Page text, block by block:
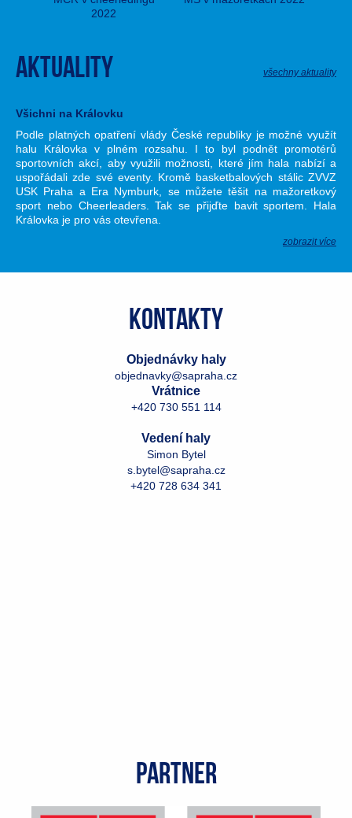
2022
Aktuality všechny aktuality
Všichni na Královku
Podle platných opatření vlády České republiky je možné využít
halu Královka v plném rozsahu. I to byl podnět promotérů
sportovních akcí, aby využili možnosti, které jím hala nabízí a
uspořádali zde své eventy. Kromě basketbalových stálic ZVVZ
USK Praha a Era Nymburk, se můžete těšit na mažoretkový
sport nebo Cheerleaders. Tak se přijďte bavit sportem. Hala
Královka je pro vás otevřena.
zobrazit více
Kontakty
Objednávky haly
objednavky@sapraha.cz
Vrátnice
+420 730 551 114
Vedení haly
Simon Bytel
s.bytel@sapraha.cz
+420 728 634 341
partner